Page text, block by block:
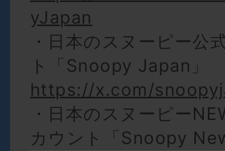
yJapan
・日本のスヌーピー公
ト「Snoopy Japan」
https://x.com/
・日本のスヌーピー
カウント「Snoopy